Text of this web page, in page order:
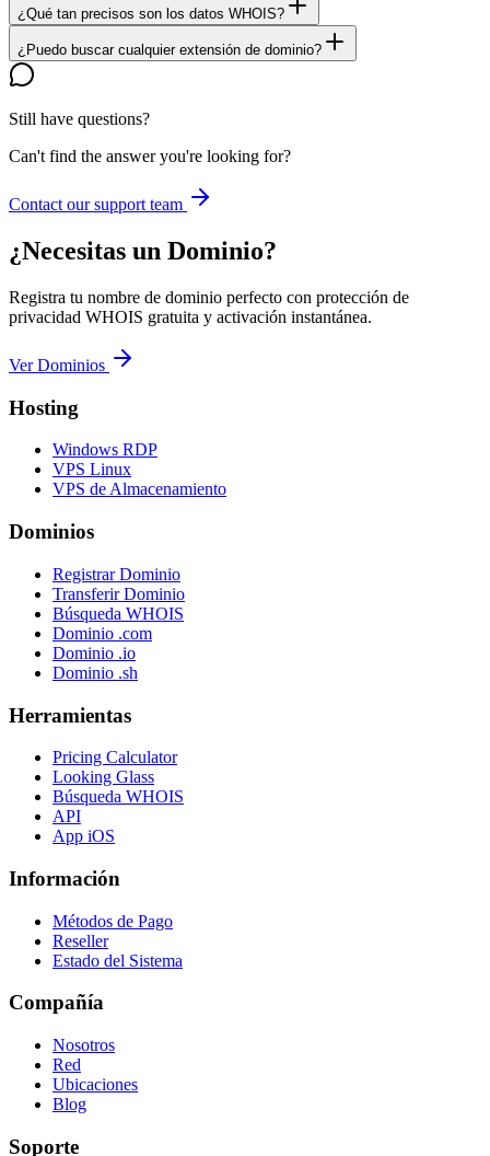
¿Qué tan precisos son los datos WHOIS?
¿Puedo buscar cualquier extensión de dominio?
Still have questions?
Can't find the answer you're looking for?
Contact our support team
¿Necesitas un Dominio?
Registra tu nombre de dominio perfecto con protección de
privacidad WHOIS gratuita y activación instantánea.
Ver Dominios
Hosting
Windows RDP
VPS Linux
VPS de Almacenamiento
Dominios
Registrar Dominio
Transferir Dominio
Búsqueda WHOIS
Dominio .com
Dominio .io
Dominio .sh
Herramientas
Pricing Calculator
Looking Glass
Búsqueda WHOIS
API
App iOS
Información
Métodos de Pago
Reseller
Estado del Sistema
Compañía
Nosotros
Red
Ubicaciones
Blog
Soporte